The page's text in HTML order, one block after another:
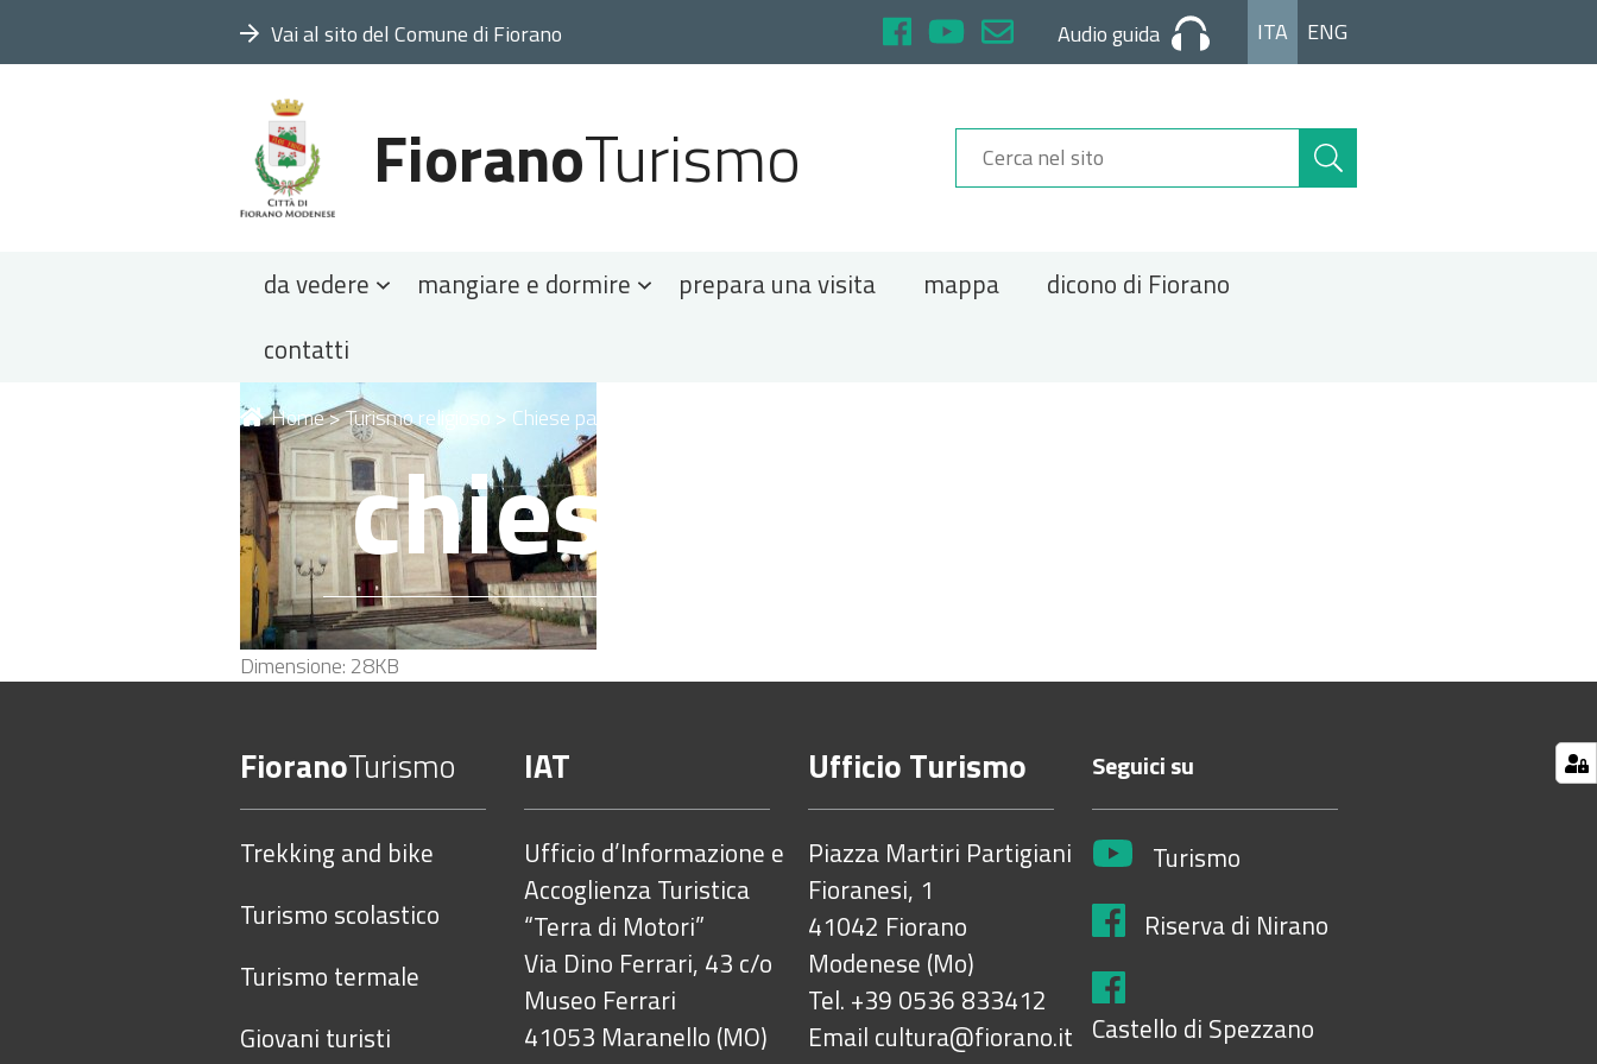
Vai al sito del Comune di Fiorano Audio guida ITA ENG
FioranoTurismo
Cerca
nel
da vedere mangiare e dormire prepara una visita mappa
dicono di Fiorano
contatti
Tu
sei
qui:
Home>Turismo religioso > Chiese parrocchiali
chiesa Fiorano.jpg
Clicca
l'immagine
originali…
Dimensione: 28KB
FioranoTurismo
Trekking and bike
Turismo scolastico
Turismo termale
Giovani turisti
IAT
Ufficio d’Informazione e
Accoglienza Turistica
“Terra di Motori”
Via Dino Ferrari, 43 c/o
Museo Ferrari
41053 Maranello (MO)
Ufficio Turismo
Piazza Martiri Partigiani
Fioranesi, 1
41042 Fiorano
Modenese (Mo)
Tel. +39 0536 833412
Email cultura@fiorano.it
Seguici su
Turismo
Riserva di Nirano
Castello di Spezzano